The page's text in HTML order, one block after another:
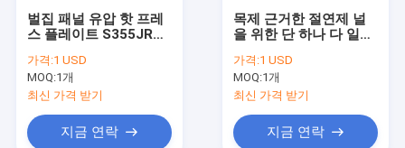
벌집 패널 유압 핫 프레
스 플레이트 S355JR
가격:1 USD
MOQ:1개
최신 가격 받기
지금 연락
목제 근거한 절연제 널
을 위한 단 하나 다 일광
가격:1 USD
MOQ:1개
최신 가격 받기
지금 연락